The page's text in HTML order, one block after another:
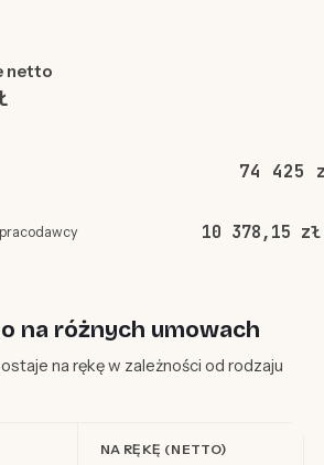
netto
74 425
10 378,15 zł
na różnych umowach
na rękę w zależności od rodzaju
NA RĘKĘ (NETTO)